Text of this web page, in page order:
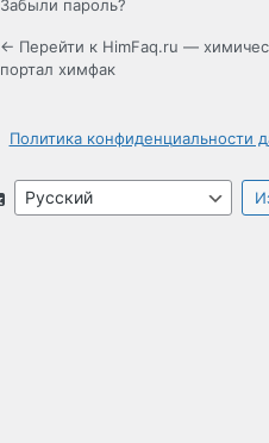
Забыли пароль?
← Перейти к HimFaq.ru —
портал химфак
Политика конфиденциальности
Язык